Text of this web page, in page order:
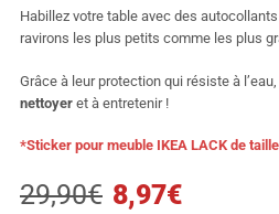
Habillez votre table avec des
ravirons les plus petits comme les plus
Grâce à leur protection qui résiste à
nettoyer et à entretenir !
*Sticker pour meuble IKEA LACK de
29,90€ 8,97€